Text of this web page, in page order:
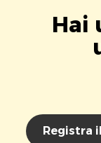
Hai
Registra